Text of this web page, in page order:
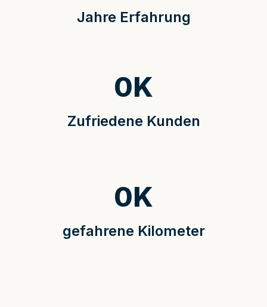
Jahre Erfahrung
Zufriedene Kunden
0K
gefahrene Kilometer
0K